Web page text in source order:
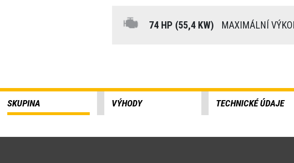
74 HP (55,4 KW) MAXIMÁLNÍ
SKUPINA VÝHODY TECHNICKÉ ÚDAJE